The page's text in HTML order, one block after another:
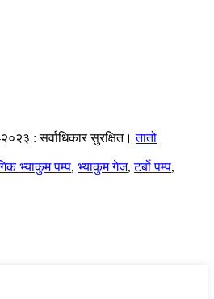
: सर्वाधिकार सुरक्षित। तातो
भ्याकुम पम्प, भ्याकुम गेज,टर्बो पम्प,